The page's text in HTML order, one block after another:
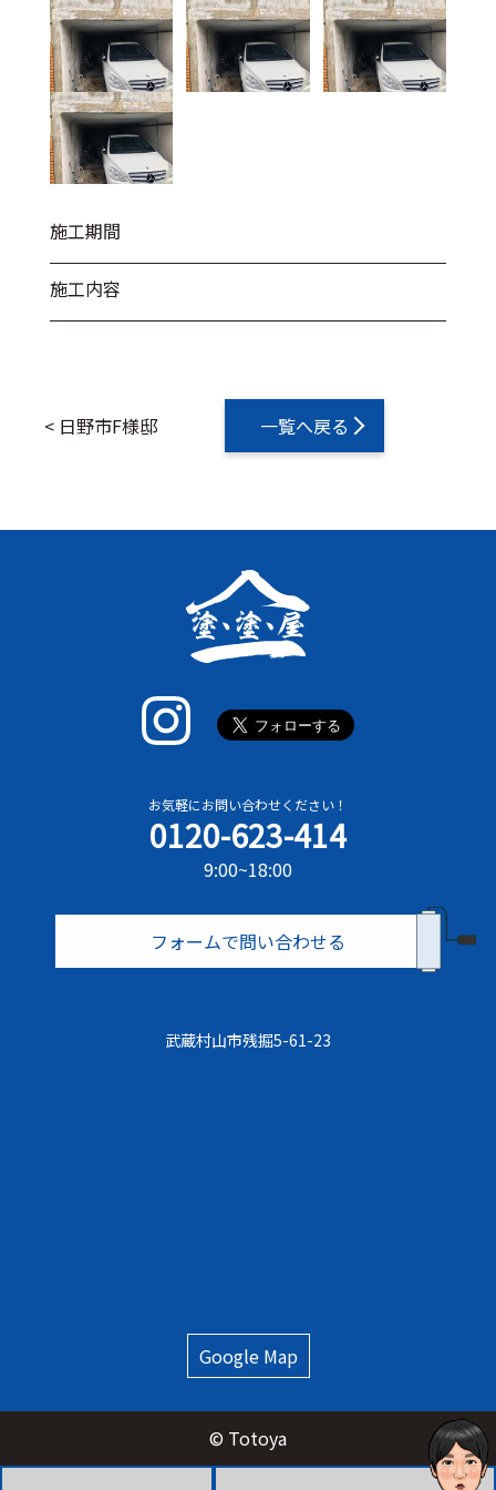
施工期間
施工内容
< 日野市F様邸 一覧へ戻る
お気軽にお問い合わせください！
0120-623-414
9:00~18:00
フォームで問い合わせる
武蔵村⼭市残掘5-61-23
Google Map
© Totoya